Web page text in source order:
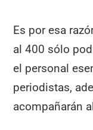
Es por esa
al 400 sólo
el personal
periodistas,
acompañarán